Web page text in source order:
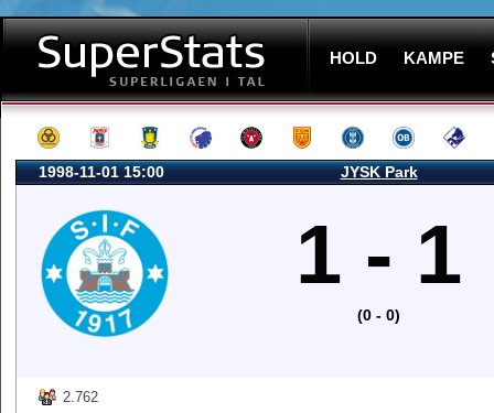
HOLD KAMPE
1998-11-01 15:00 JYSK Park
1 - 1
(0 - 0)
2.762